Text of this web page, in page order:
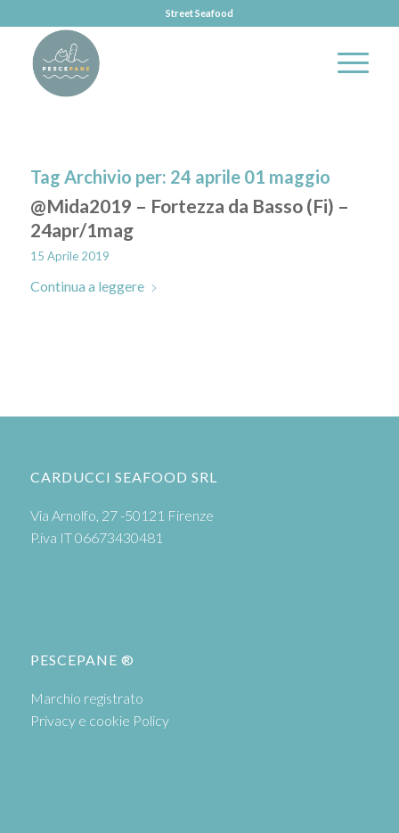
Street Seafood
Tag Archivio per: 24 aprile 01 maggio
@Mida2019 – Fortezza da Basso (Fi) –
24apr/1mag
15 Aprile 2019
Continua a leggere
CARDUCCI SEAFOOD SRL
Via Arnolfo, 27 -50121 Firenze
P.iva IT 06673430481
PESCEPANE ®
Marchio registrato
Privacy e cookie Policy